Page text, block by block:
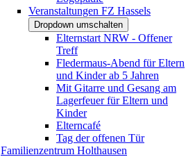
Veranstaltungen FZ Hassels
Dropdown umschalten
Elternstart NRW - Offener
Treff
Fledermaus-Abend für Eltern
und Kinder ab 5 Jahren
Mit Gitarre und Gesang am
Lagerfeuer für Eltern und
Kinder
Elterncafé
Tag der offenen Tür
Familienzentrum Holthausen